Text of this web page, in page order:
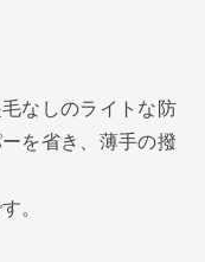
なしのライトな防
を省き、薄手の撥
。